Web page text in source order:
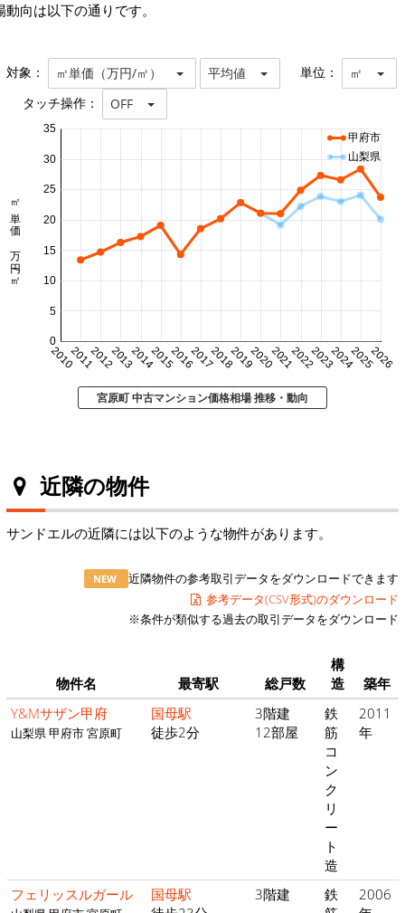
動向は以下の通りです。
対象： ㎡単価（万円/㎡） 平均値 単位： ㎡
タッチ操作： OFF
20102011201220132014201520162017201820192020202120222023202420252026
0
5
10
15
20
25
30
35
㎡単価 万円/㎡
甲府市
山梨県
宮原町 中古マンション価格相場 推移・動向
近隣の物件
サンドエルの近隣には以下のような物件があります。
NEW
近隣物件の参考取引データをダウンロードできます
参考データ(CSV形式)のダウンロード
※条件が類似する過去の取引データをダウンロード
物件名 最寄駅 総戸数
構
造
築年
Y&Mサザン甲府
山梨県 甲府市 宮原町
国母駅
徒歩2分
3階建
12部屋
鉄
筋
コ
ン
ク
リ
ー
ト
造
2011
年
フェリッスルガール
国母駅
3階建
鉄
2006